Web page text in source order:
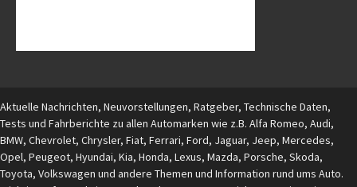
Aktuelle Nachrichten, Neuvorstellungen, Ratgeber, Technische Daten,
Tests und Fahrberichte zu allen Automarken wie z.B. Alfa Romeo, Audi,
BMW, Chevrolet, Chrysler, Fiat, Ferrari, Ford, Jaguar, Jeep, Mercedes,
Opel, Peugeot, Hyundai, Kia, Honda, Lexus, Mazda, Porsche, Skoda,
Toyota, Volkswagen und andere Themen und Information rund ums Auto.